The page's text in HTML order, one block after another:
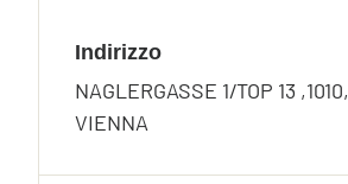
Indirizzo
NAGLERGASSE 1/TOP 13 ,1010,
VIENNA